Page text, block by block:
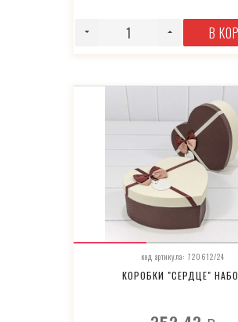
В
код артикула: 720612/24
КОРОБКИ "СЕРДЦЕ"